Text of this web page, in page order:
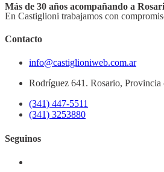
Más de 30 años acompañando a
En Castiglioni trabajamos con
Contacto
info@castiglioniweb.com.ar
Rodríguez 641. Rosario, Provincia
(341) 447-5511
(341) 3253880
Seguinos